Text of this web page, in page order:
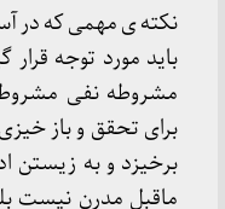
نکته ی مهمی که
باید مورد توجه
مشروطه نفی
برای تحقق و باز
برخیزد و به زیستن
ماقبل مدرن نیست